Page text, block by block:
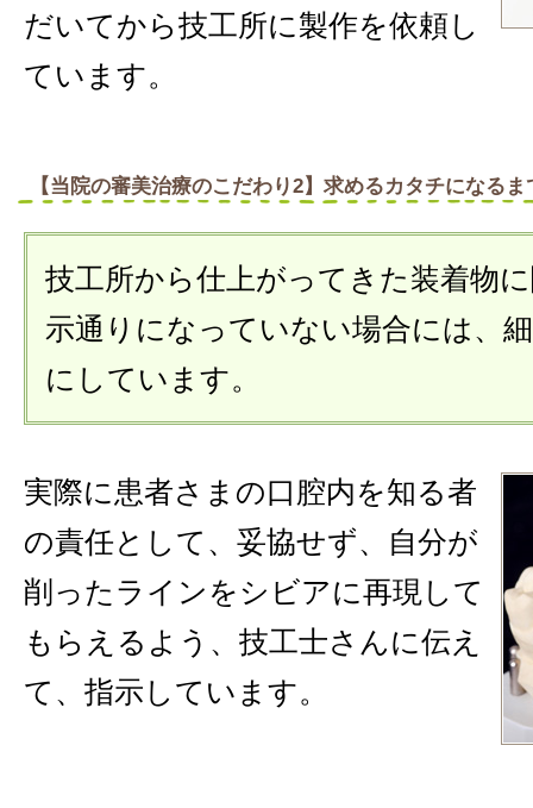
だいてから技工所に製作を依頼し
ています。
【当院の審美治療のこだわり2】求めるカタチになる
技工所から仕上がってきた装着物
示通りになっていない場合には、
にしています。
実際に患者さまの口腔内を知る者
の責任として、妥協せず、自分が
削ったラインをシビアに再現して
もらえるよう、技工士さんに伝え
て、指示しています。